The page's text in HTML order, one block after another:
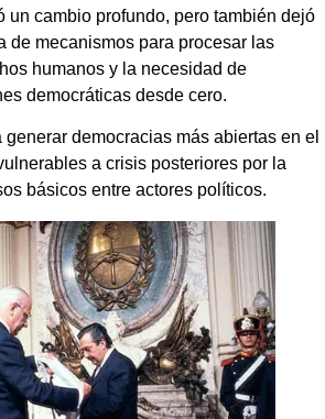
un cambio profundo, pero también dejó
de mecanismos para procesar las
humanos y la necesidad de
democráticas desde cero.
democracias más abiertas en el
a crisis posteriores por la
básicos entre actores políticos.